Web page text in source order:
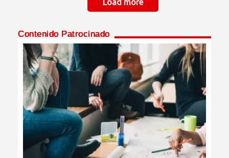
Load more
Contenido Patrocinado